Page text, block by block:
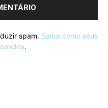
spam. Saiba como seus
.